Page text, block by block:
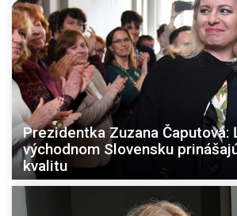
Prezidentka Zuzana Čaputová:
východnom Slovensku
kvalitu